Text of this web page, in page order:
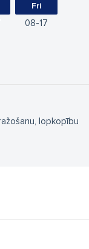
Fri
08 17
lopkopību